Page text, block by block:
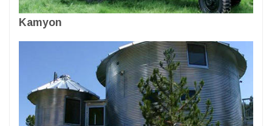
Kamyon